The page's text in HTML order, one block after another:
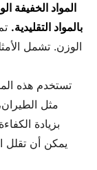
المواد الخفيفة
بالمواد التقليدية.
الوزن. تشمل
تستخدم هذه
مثل
بزيادة
يمكن أن تقلل